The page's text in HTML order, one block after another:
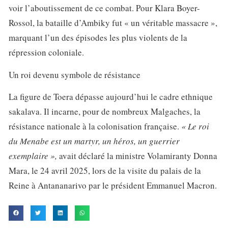
voir l’aboutissement de ce combat. Pour Klara Boyer-
Rossol, la bataille d’Ambiky fut « un véritable massacre »,
marquant l’un des épisodes les plus violents de la
répression coloniale.
Un roi devenu symbole de résistance
La figure de Toera dépasse aujourd’hui le cadre ethnique
sakalava. Il incarne, pour de nombreux Malgaches, la
résistance nationale à la colonisation française. « Le roi
du Menabe est un martyr, un héros, un guerrier
exemplaire », avait déclaré la ministre Volamiranty Donna
Mara, le 24 avril 2025, lors de la visite du palais de la
Reine à Antananarivo par le président Emmanuel Macron.